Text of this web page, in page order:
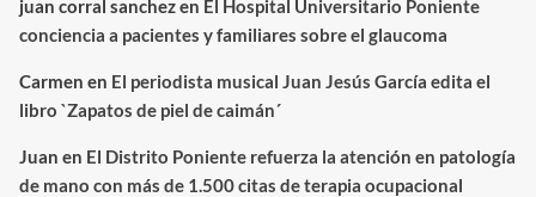
juan corral sanchezen El Hospital Universitario Poniente
conciencia a pacientes y familiares sobre el glaucoma
Carmen en El periodista musical Juan Jesús García edita el
libro `Zapatos de piel de caimán´
Juan en El Distrito Poniente refuerza la atención en patología
de mano con más de 1.500 citas de terapia ocupacional